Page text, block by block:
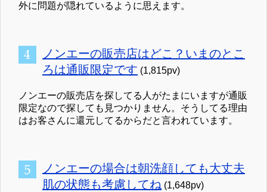
外に問題が隠れているように思えます。
ノンエーの販売店はどこ？いまのとこ
ろは通販限定です (1,815pv)
ノンエーの販売店を探してる人がたまにいますが通販
限定なので探しても見つかりません。そうしてる理由
はお客さんに還元してるからだと言われています。
ノンエーの場合は朝洗顔しても大丈夫
肌の状態も考慮してね (1,648pv)